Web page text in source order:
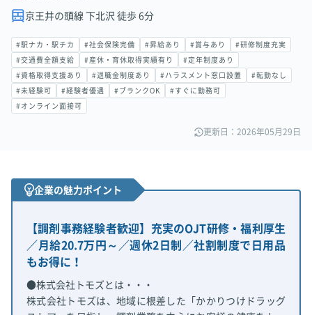
京王井の頭線 下北沢 徒歩 6分
#駅ナカ・駅チカ #社会保険完備 #昇給あり #賞与あり #研修制度充実
#交通費全額支給 #産休・育休取得実績有り #定年制度あり
#資格取得支援あり #退職金制度あり #ハラスメント窓口設置 #転勤なし
#未経験可 #経験者優遇 #ブランクOK #すぐに勤務可
#オンライン面接可
更新日：2026年05月29日
企業の魅力ポイント
【調剤事務経験者歓迎】充実のOJT研修・福利厚生
／月給20.7万円～／週休2日制／社割制度で日用品
もお得に！
●株式会社トモズとは・・・
株式会社トモズは、地域に根差した「かかりつけドラッグ